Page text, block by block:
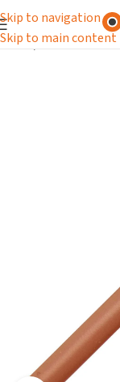
Skip to navigation
Skip to main content
Home/ Installatiedraad